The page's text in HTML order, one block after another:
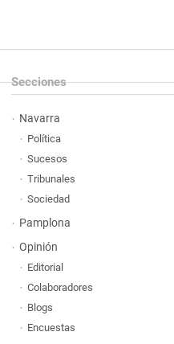
Secciones
Navarra
Política
Sucesos
Tribunales
Sociedad
Pamplona
Opinión
Editorial
Colaboradores
Blogs
Encuestas